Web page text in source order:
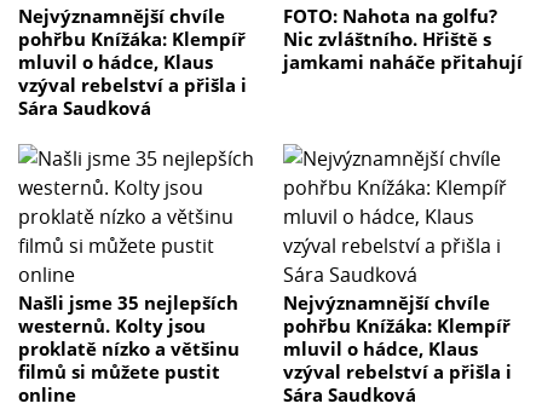
Nejvýznamnější chvíle
pohřbu Knížáka: Klempíř
mluvil o hádce, Klaus
vzýval rebelství a přišla i
Sára Saudková
FOTO: Nahota na golfu?
Nic zvláštního. Hřiště s
jamkami naháče přitahují
Našli jsme 35 nejlepších
westernů. Kolty jsou
proklatě nízko a většinu
filmů si můžete pustit
online
Nejvýznamnější chvíle
pohřbu Knížáka: Klempíř
mluvil o hádce, Klaus
vzýval rebelství a přišla i
Sára Saudková